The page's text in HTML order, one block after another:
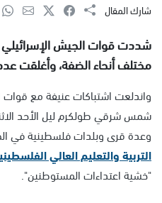
شارك المقال
شددت قوات الجيش الإسرائيلي
مختلف أنحاء الضفة، وأغلقت
واندلعت اشتباكات عنيفة مع
شمس شرقي طولكرم ليل الأحد
وعدة قرى وبلدات فلسطينية في
التربية والتعليم العالي
"خشية اعتداءات المستوطنين".